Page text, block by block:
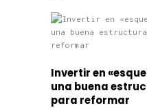
Invertir en
una buena
para reformar